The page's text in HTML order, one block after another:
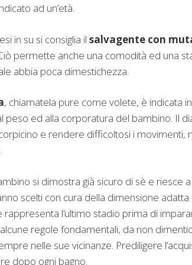
ad un’età.
in su si consiglia il salvagente con
permette anche una comodità ed una
abbia poca dimestichezza.
, chiamatela pure come volete, è indicata
peso ed alla corporatura del bambino. Il
e rendere difficoltosi i movimenti,
si dimostra già sicuro di sè e riesce
scelti con cura della dimensione
rappresenta l’ultimo stadio prima di
regole fondamentali, da non
nelle sue vicinanze. Prediligere
dopo ogni bagno.